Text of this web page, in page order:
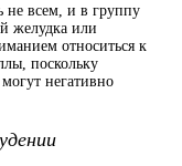
не всем, и в группу
желудка или
относиться к
поскольку
негативно